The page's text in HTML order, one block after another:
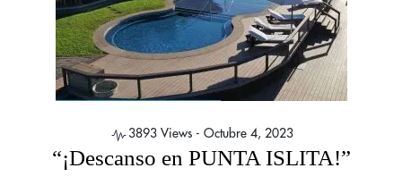
3893 Views - Octubre 4, 2023
“¡Descanso en PUNTA ISLITA!”